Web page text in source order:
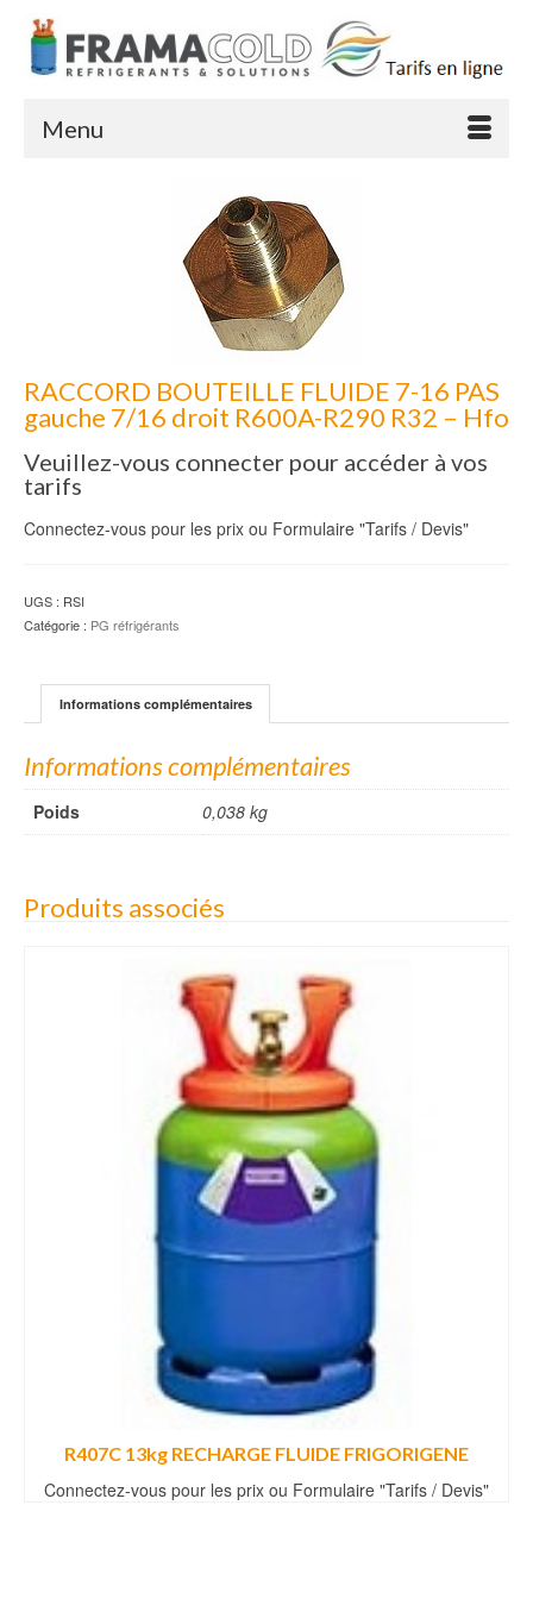
Menu
RACCORD BOUTEILLE FLUIDE 7-16 PAS
gauche 7/16 droit R600A-R290 R32 – Hfo
Veuillez-vous connecter pour accéder à vos
tarifs
Connectez-vous pour les prix ou Formulaire "Tarifs / Devis"
UGS : RSI
Catégorie : PG réfrigérants
Informations complémentaires
Informations complémentaires
Poids 0,038 kg
Produits associés
R407C 13kg RECHARGE FLUIDE FRIGORIGENE
Connectez-vous pour les prix ou Formulaire "Tarifs / Devis"